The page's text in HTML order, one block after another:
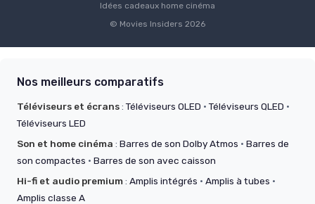
Idées cadeaux home cinéma
© Movies Insiders 2026
Nos meilleurs comparatifs
Téléviseurs et écrans:Téléviseurs OLED ·Téléviseurs QLED ·
Téléviseurs LED
Son et home cinéma : Barres de son Dolby Atmos · Barres de
son compactes · Barres de son avec caisson
Hi-fi et audio premium: Amplis intégrés · Amplis à tubes ·
Amplis classe A